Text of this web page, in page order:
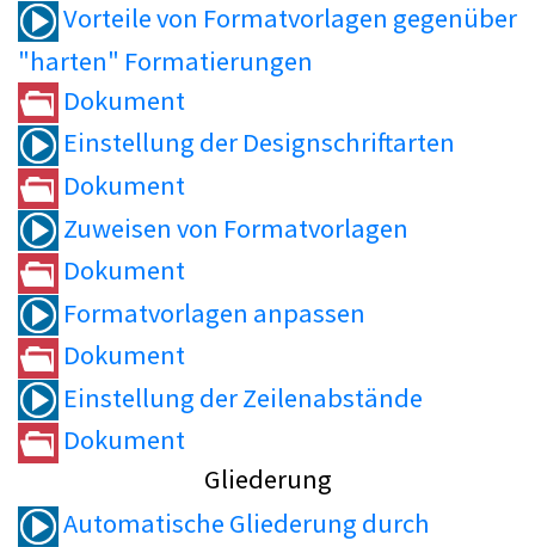
Vorteile von Formatvorlagen gegenüber
"harten" Formatierungen
Dokument
Einstellung der Designschriftarten
Dokument
Zuweisen von Formatvorlagen
Dokument
Formatvorlagen anpassen
Dokument
Einstellung der Zeilenabstände
Dokument
Gliederung
Automatische Gliederung durch